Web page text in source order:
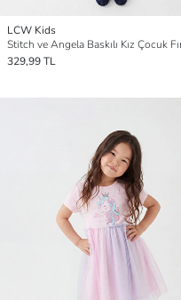
LCW Kids
329,99 TL